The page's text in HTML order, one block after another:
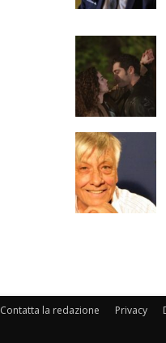
Contatta la redazione Privacy